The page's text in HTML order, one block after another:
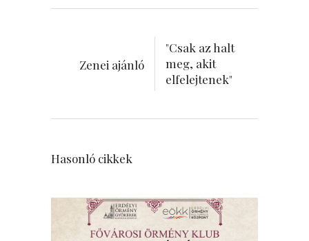
Zenei ajánló
"Csak az halt
meg, akit
elfelejtenek"
Hasonló cikkek